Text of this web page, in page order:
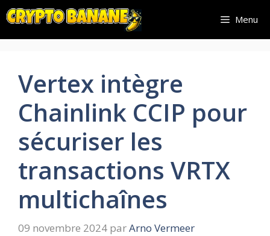
Aller
au
contenu
Menu
Vertex intègre
Chainlink CCIP pour
sécuriser les
transactions VRTX
multichaînes
09 novembre 2024 parArno Vermeer